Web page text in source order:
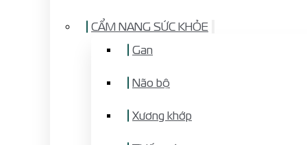
CẨM NANG SỨC KHỎE
Gan
Não bộ
Xương khớp